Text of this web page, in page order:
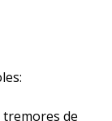
tremores de